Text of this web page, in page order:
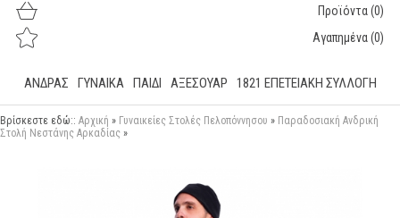
Προϊόντα(0)
Αγαπημένα(0)
ΑΝΔΡΑΣ ΓΥΝΑΙΚΑ ΠΑΙΔΙ ΑΞΕΣΟΥΑΡ 1821 ΕΠΕΤΕΙΑΚΉ ΣΥΛΛΟΓΉ
Βρίσκεστε εδώ:: Αρχική » Γυναικείες Στολές Πελοπόννησου » Παραδοσιακή Ανδρική
Στολή Νεστάνης Αρκαδίας »